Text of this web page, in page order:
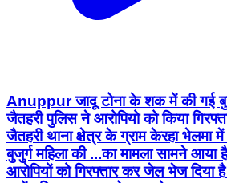
Anuppur जादू टोना के शक में की गई
जैतहरी पुलिस ने आरोपियो को किया
जैतहरी थाना क्षेत्र के ग्राम केरहा भेलमा
बुजुर्ग महिला की ...का मामला सामने
आरोपियों को गिरफ्तार कर जेल भेज दिया